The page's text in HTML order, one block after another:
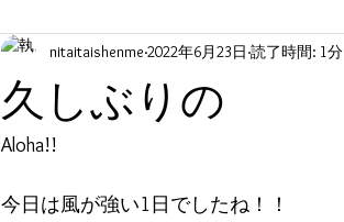
久しぶりの
nitaitaishenme 2022年6月23日 読了時間: 1分
Aloha!!
今日は風が強い1日でしたね！！